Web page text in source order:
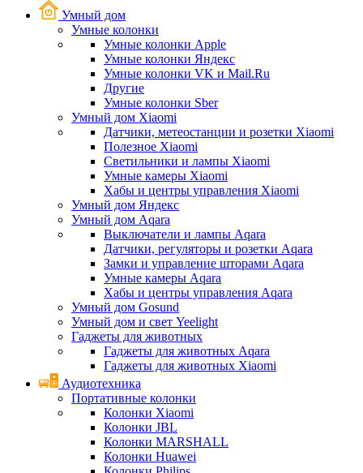
Умный дом
Умные колонки
Умные колонки Apple
Умные колонки Яндекс
Умные колонки VK и Mail.Ru
Другие
Умные колонки Sber
Умный дом Xiaomi
Датчики, метеостанции и розетки Xiaomi
Полезное Xiaomi
Светильники и лампы Xiaomi
Умные камеры Xiaomi
Хабы и центры управления Xiaomi
Умный дом Яндекс
Умный дом Aqara
Выключатели и лампы Aqara
Датчики, регуляторы и розетки Aqara
Замки и управление шторами Aqara
Умные камеры Aqara
Хабы и центры управления Aqara
Умный дом Gosund
Умный дом и свет Yeelight
Гаджеты для животных
Гаджеты для животных Aqara
Гаджеты для животных Xiaomi
Аудиотехника
Портативные колонки
Колонки Xiaomi
Колонки JBL
Колонки MARSHALL
Колонки Huawei